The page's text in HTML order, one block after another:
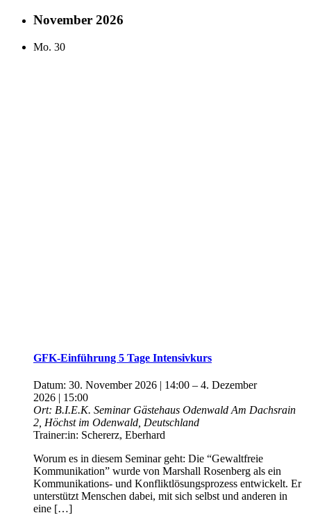
November 2026
Mo. 30
GFK-Einführung 5 Tage Intensivkurs
Datum: 30. November 2026 | 14:00 – 4. Dezember
2026 | 15:00
Ort: B.I.E.K. Seminar Gästehaus Odenwald Am Dachsrain
2, Höchst im Odenwald, Deutschland
Trainer:in: Schererz, Eberhard
Worum es in diesem Seminar geht: Die “Gewaltfreie
Kommunikation” wurde von Marshall Rosenberg als ein
Kommunikations- und Konfliktlösungsprozess entwickelt. Er
unterstützt Menschen dabei, mit sich selbst und anderen in
eine […]